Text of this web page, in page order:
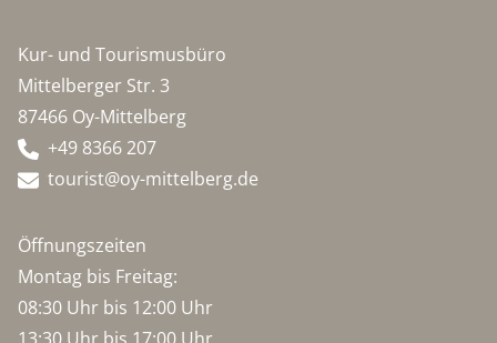
Kur- und Tourismusbüro
Mittelberger Str. 3
87466 Oy-Mittelberg
+49 8366 207
tourist@oy-mittelberg.de
Öffnungszeiten
Montag bis Freitag:
08:30 Uhr bis 12:00 Uhr